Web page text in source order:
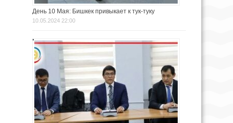
День 10 Мая: Бишкек привыкает к тук-туку
10.05.2024 22:00